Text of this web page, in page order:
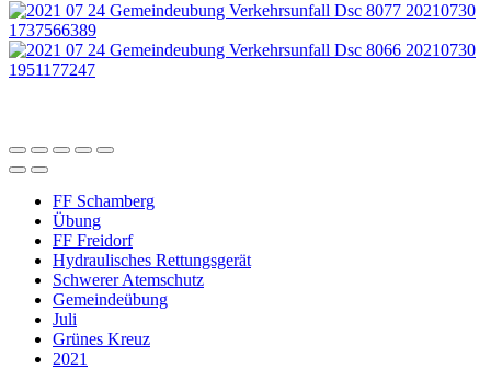
FF Schamberg
Übung
FF Freidorf
Hydraulisches Rettungsgerät
Schwerer Atemschutz
Gemeindeübung
Juli
Grünes Kreuz
2021